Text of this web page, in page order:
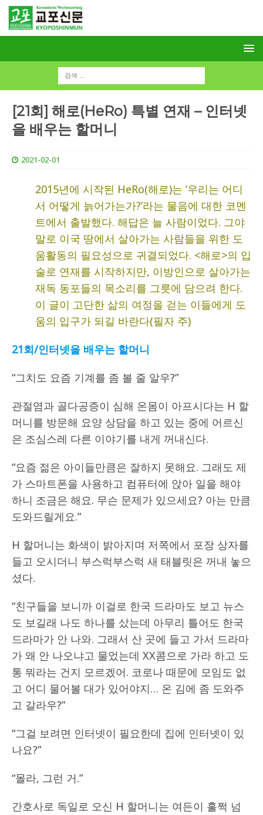
[21회] 해로(HeRo) 특별 연재 – 인터넷
을 배우는 할머니
2021-02-01
2015년에 시작된 HeRo(해로)는 ‘우리는 어디
서 어떻게 늙어가는가?’라는 물음에 대한 코멘
트에서 출발했다. 해답은 늘 사람이었다. 그야
말로 이국 땅에서 살아가는 사람들을 위한 도
움활동의 필요성으로 귀결되었다. <해로>의 입
술로 연재를 시작하지만, 이방인으로 살아가는
재독 동포들의 목소리를 그릇에 담으려 한다.
이 글이 고단한 삶의 여정을 걷는 이들에게 도
움의 입구가 되길 바란다(필자 주)
21회/인터넷을 배우는 할머니
“그치도 요즘 기계를 좀 볼 줄 알우?”
관절염과 골다공증이 심해 온몸이 아프시다는 H 할
머니를 방문해 요양 상담을 하고 있는 중에 어르신
은 조심스레 다른 이야기를 내게 꺼내신다.
“요즘 젊은 아이들만큼은 잘하지 못해요. 그래도 제
가 스마트폰을 사용하고 컴퓨터에 앉아 일을 해야
하니 조금은 해요. 무슨 문제가 있으세요? 아는 만큼
도와드릴게요.”
H 할머니는 화색이 밝아지며 저쪽에서 포장 상자를
들고 오시더니 부스럭부스럭 새 태블릿은 꺼내 놓으
셨다.
“친구들을 보니까 이걸로 한국 드라마도 보고 뉴스
도 보길래 나도 하나를 샀는데 아무리 틀어도 한국
드라마가 안 나와. 그래서 산 곳에 들고 가서 드라마
가 왜 안 나오냐고 물었는데 XX콤으로 가라 하고 도
통 뭐라는 건지 모르겠어. 코로나 때문에 모임도 없
고 어디 물어볼 대가 있어야지… 온 김에 좀 도와주
고 갈라우?”
“그걸 보려면 인터넷이 필요한데 집에 인터넷이 있
나요?”
“몰라, 그런 거.”
간호사로 독일로 오신 H 할머니는 여든이 훌쩍 넘